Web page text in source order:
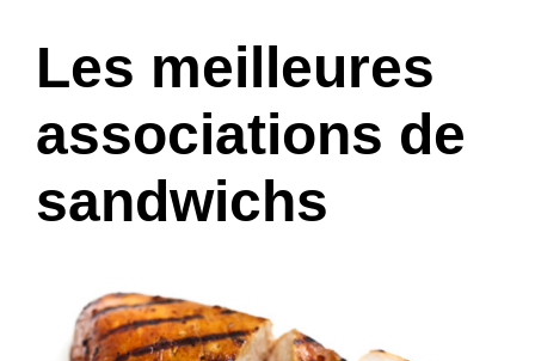
Les meilleures
associations de
sandwichs